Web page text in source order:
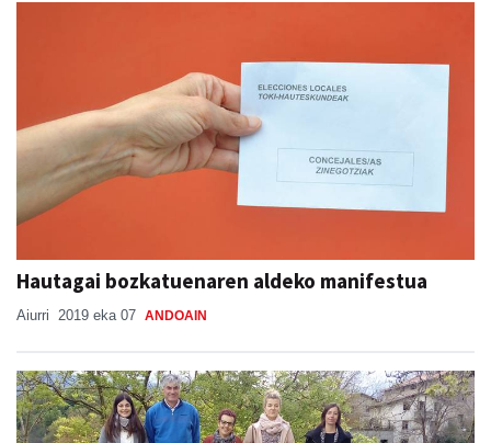
Hautagai bozkatuenaren aldeko manifestua
Aiurri 2019 eka 07 ANDOAIN